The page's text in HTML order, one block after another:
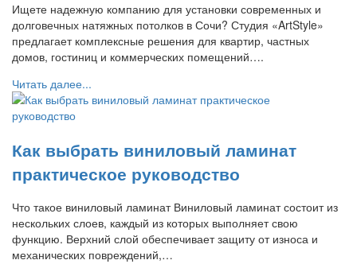
Ищете надежную компанию для установки современных и
долговечных натяжных потолков в Сочи? Студия «ArtStyle»
предлагает комплексные решения для квартир, частных
домов, гостиниц и коммерческих помещений….
Читать далее...
Как выбрать виниловый ламинат
практическое руководство
Что такое виниловый ламинат Виниловый ламинат состоит из
нескольких слоев, каждый из которых выполняет свою
функцию. Верхний слой обеспечивает защиту от износа и
механических повреждений,…